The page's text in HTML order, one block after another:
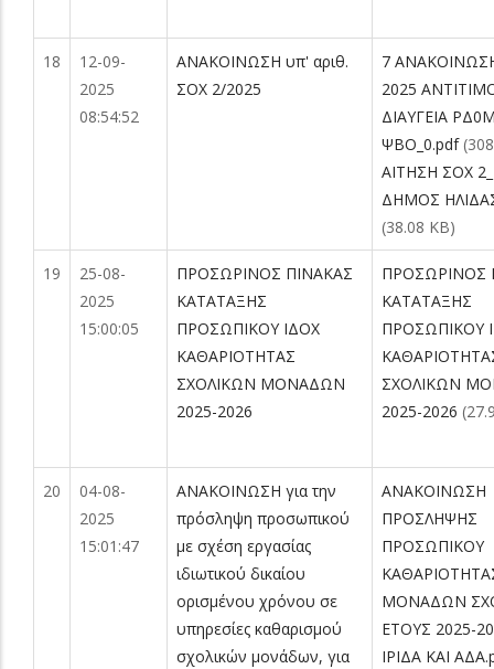
18
12-09-
2025
08:54:52
ΑΝΑΚΟΙΝΩΣΗ υπ' αριθ.
ΣΟΧ 2/2025
7
2025
ΔΙΑΥΓΕΙΑ
ΨΒΟ_0.pdf
ΑΙΤΗΣΗ ΣΟΧ
ΔΗΜΟΣ
(38.08 KB)
19
25-08-
2025
15:00:05
ΠΡΟΣΩΡΙΝΟΣ ΠΙΝΑΚΑΣ
ΚΑΤΑΤΑΞΗΣ
ΠΡΟΣΩΠΙΚΟΥ ΙΔΟΧ
ΚΑΘΑΡΙΟΤΗΤΑΣ
ΣΧΟΛΙΚΩΝ ΜΟΝΑΔΩΝ
2025-2026
ΠΡΟΣΩΡΙΝΟΣ
ΚΑΤΑΤΑΞΗΣ
ΠΡΟΣΩΠΙΚΟΥ
ΣΧΟΛΙΚΩΝ
2025-2026
20
04-08-
2025
15:01:47
ΑΝΑΚΟΙΝΩΣΗ για την
πρόσληψη προσωπικού
με σχέση εργασίας
ιδιωτικού δικαίου
ορισμένου χρόνου σε
υπηρεσίες καθαρισμού
σχολικών μονάδων, για
ΑΝΑΚΟΙΝΩΣΗ
ΠΡΟΣΛΗΨΗΣ
ΠΡΟΣΩΠΙΚΟΥ
ΜΟΝΑΔΩΝ
ΕΤΟΥΣ 2025-
ΙΡΙΔΑ ΚΑΙ